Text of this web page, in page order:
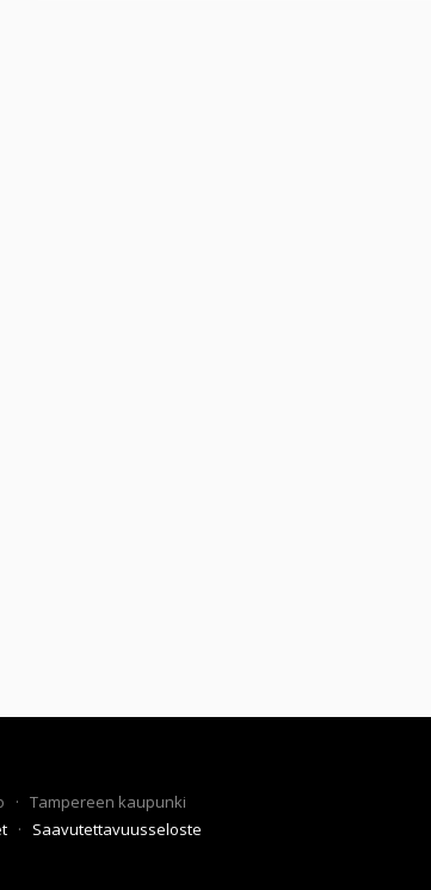
· Tampereen kaupunki
· Saavutettavuusseloste